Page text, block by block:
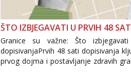
ŠTO IZBJEGAVATI U PRVIH 48
Granice su važne: Što
dopisivanjaPrvih 48 sati dopisivanja
prvog dojma i postavljanje zdravih
Važno je izbjeći prebrzo otkrivanje